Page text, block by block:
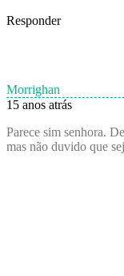
Responder
Morrighan
15 anos atrás
Parece sim senhora.
mas não duvido que